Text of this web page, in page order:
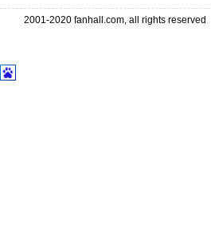
2001-2020 fanhall.com, all rights reserved